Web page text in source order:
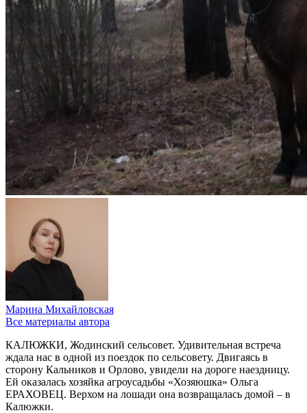
Марина Михайловская
Все материалы автора
КАЛЮЖКИ, Жодинский сельсовет. Удивительная встреча
ждала нас в одной из поездок по сельсовету. Двигаясь в
сторону Кальников и Орлово, увидели на дороге наездницу.
Ей оказалась хозяйка агроусадьбы «Хозяюшка» Ольга
ЕРАХОВЕЦ. Верхом на лошади она возвращалась домой – в
Калюжки.